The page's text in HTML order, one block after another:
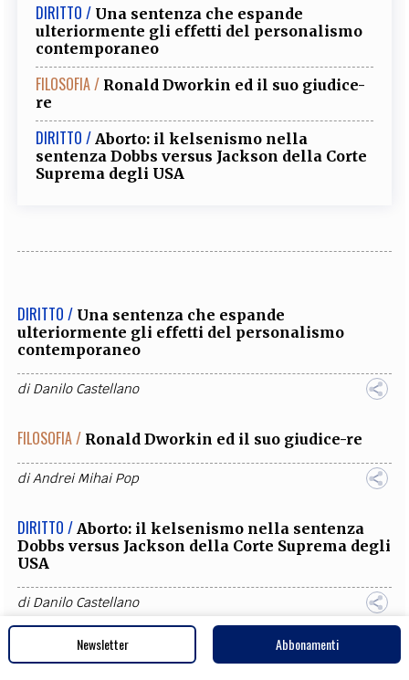
DIRITTO / Una sentenza che espande
ulteriormente gli effetti del personalismo
contemporaneo
FILOSOFIA / Ronald Dworkin ed il suo giudice-
re
DIRITTO / Aborto: il kelsenismo nella
sentenza Dobbs versus Jackson della Corte
Suprema degli USA
DIRITTO / Una sentenza che espande
ulteriormente gli effetti del personalismo
contemporaneo
diDanilo Castellano
FILOSOFIA / Ronald Dworkin ed il suo giudice-re
diAndrei Mihai Pop
DIRITTO / Aborto: il kelsenismo nella sentenza
Dobbs versus Jackson della Corte Suprema degli
USA
diDanilo Castellano
L’Oms e la pseudoscienza che avalla il
gender
Newsletter Abbonamenti